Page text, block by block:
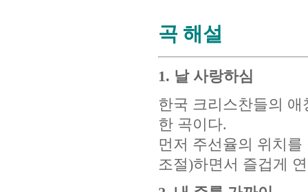
곡 해설
1. 날 사랑하심
한국 크리스찬들의
한 곡이다.
먼저 주선율의 위치
조절)하면서 즐겁게